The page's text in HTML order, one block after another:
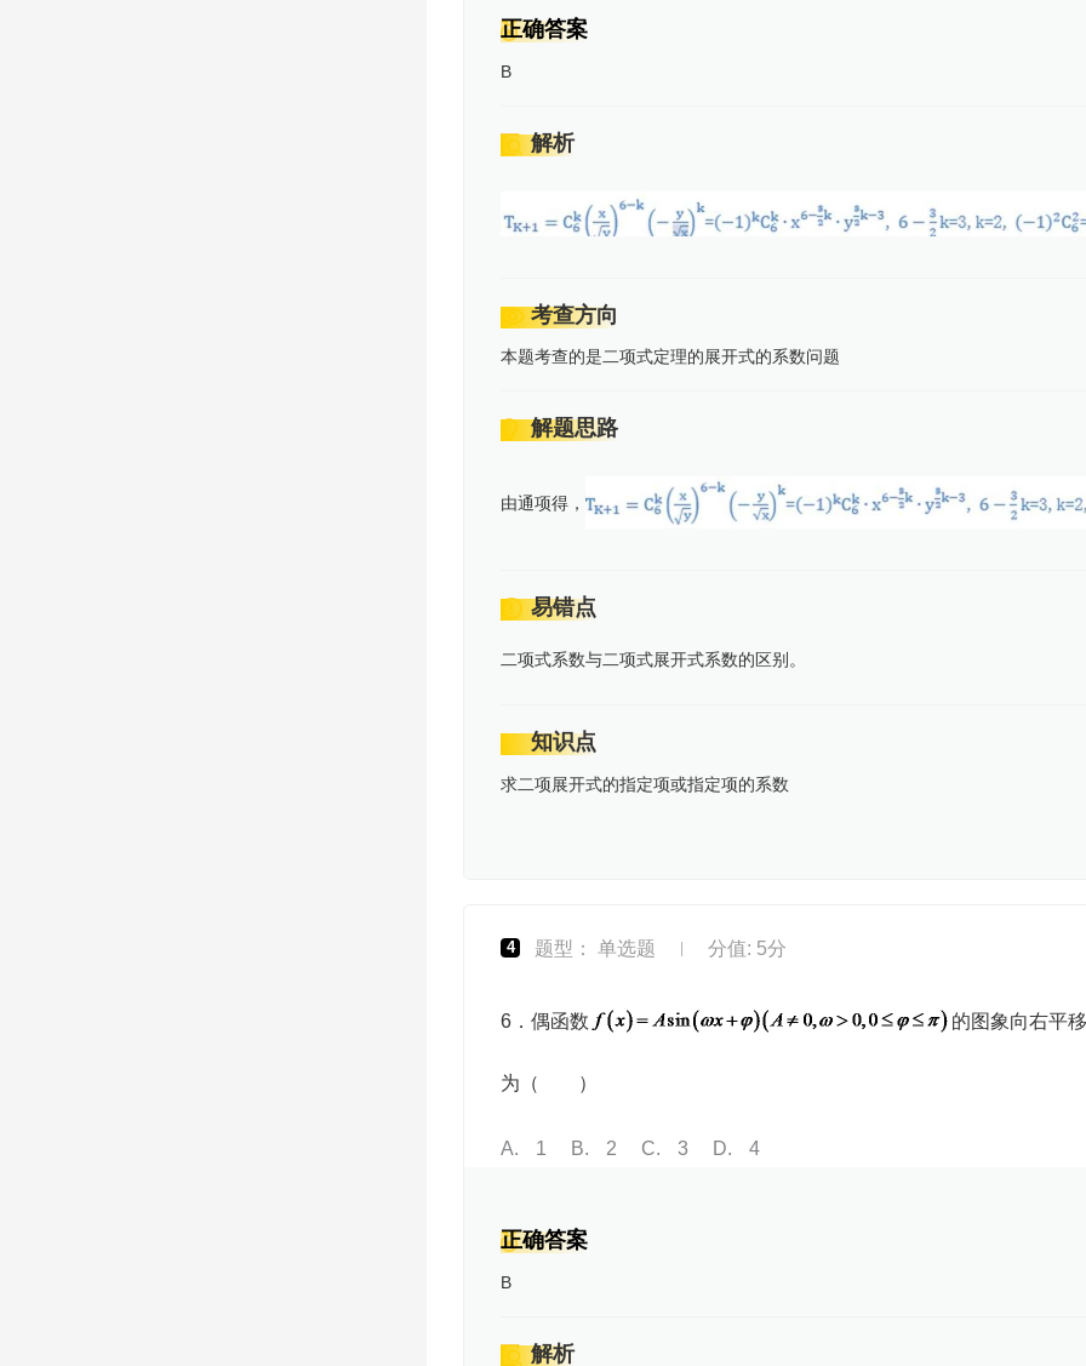
正确答案
B
解析
考查方向
本题考查的是二项式定理的展开式的系数问题
解题思路
由通项得，
易错点
二项式系数与二项式展开式系数的区别。
知识点
求二项展开式的指定项或指定项的系数
4 题型： 单选题 分值: 5分
6．偶函数 的图象向右平移
为（ ）
A 1 B 2 C 3 D 4
正确答案
B
解析